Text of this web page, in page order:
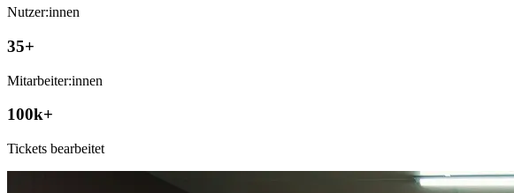
Nutzer:innen
35+
Mitarbeiter:innen
100k+
Tickets bearbeitet